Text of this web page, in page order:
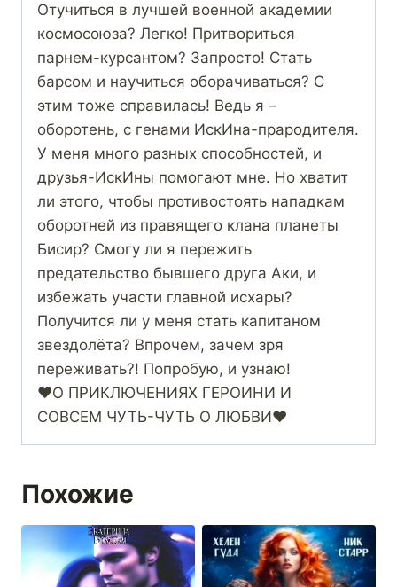
Отучиться в лучшей военной академии
космосоюза? Легко! Притвориться
парнем-курсантом? Запросто! Стать
барсом и научиться оборачиваться? С
этим тоже справилась! Ведь я –
оборотень, с генами ИскИна-прародителя.
У меня много разных способностей, и
друзья-ИскИны помогают мне. Но хватит
ли этого, чтобы противостоять нападкам
оборотней из правящего клана планеты
Бисир? Смогу ли я пережить
предательство бывшего друга Аки, и
избежать участи главной исхары?
Получится ли у меня стать капитаном
звездолёта? Впрочем, зачем зря
переживать?! Попробую, и узнаю!
❤️О ПРИКЛЮЧЕНИЯХ ГЕРОИНИ И
СОВСЕМ ЧУТЬ-ЧУТЬ О ЛЮБВИ❤️
Похожие